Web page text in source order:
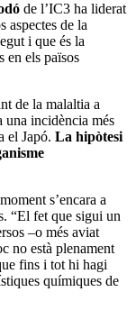
de l’IC3 ha liderat
aspectes de la
i que és la
en els països
de la malaltia a
una incidència més
el Japó. La hipòtesi
s’encara a
“El fet que sigui un
–o més aviat
no està plenament
fins i tot hi hagi
químiques de